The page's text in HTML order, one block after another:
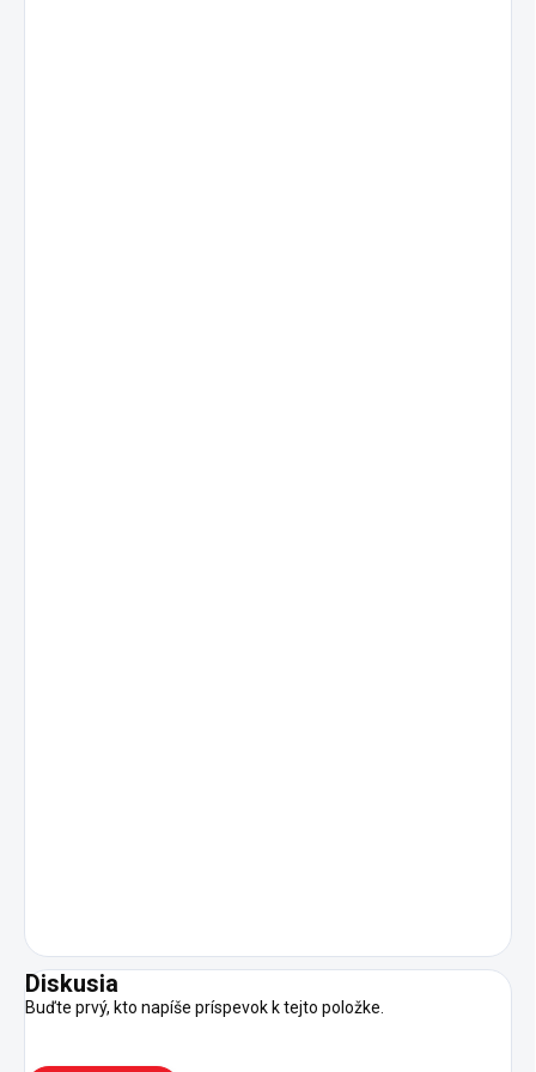
Diskusia
Buďte prvý, kto napíše príspevok k tejto položke.